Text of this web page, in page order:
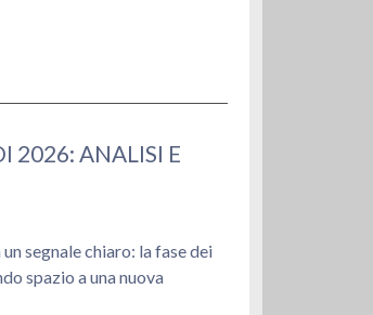
2026: ANALISI E
segnale chiaro: la fase dei
spazio a una nuova